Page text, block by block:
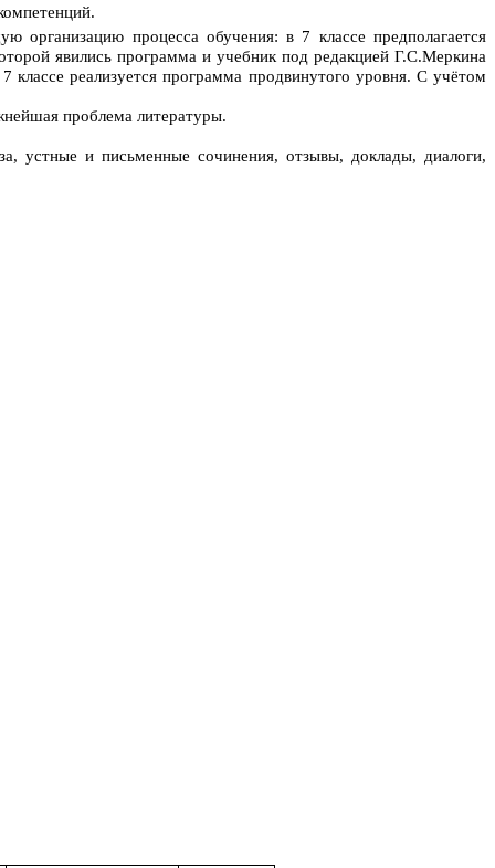
организацию процесса обучения: в 7 классе предполагается
явились программа и учебник под редакцией Г.С.Меркина
реализуется программа продвинутого уровня. С учётом
проблема литературы.
устные и письменные сочинения, отзывы, доклады, диалоги,